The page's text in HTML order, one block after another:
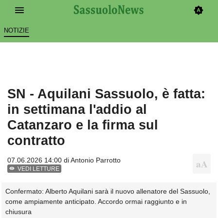
NOTIZIE
SN - Aquilani Sassuolo, è fatta:
in settimana l'addio al
Catanzaro e la firma sul
contratto
07.06.2026 14:00 diAntonio Parrotto
VEDI LETTURE
Confermato: Alberto Aquilani sarà il nuovo allenatore del Sassuolo,
come ampiamente anticipato. Accordo ormai raggiunto e in
chiusura